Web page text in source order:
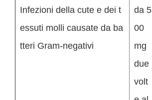
Infezioni della cute e dei t
essuti molli causate da ba
tteri Gram-negativi
da 5
00
mg
due
volt